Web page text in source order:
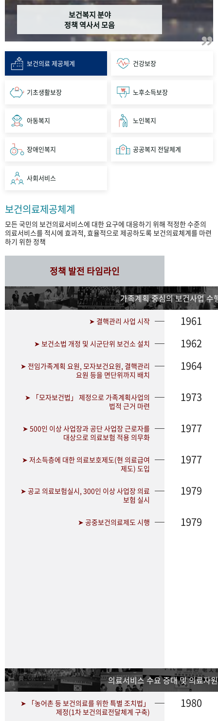
보건복지 분야
정책 역사서 모음
보건의료 제공체계 건강보장
기초생활보장 노후소득보장
아동복지 노인복지
장애인복지 공공복지 전달체계
사회서비스
보건의료제공체계
모든 국민의 보건의료서비스에 대한 요구에 대응하기 위해 적정한 수준의
의료서비스를 적시에 효과적, 효율적으로 제공하도록 보건의료체계를 마련
하기 위한 정책
정책 발전 타임라인
가족계획 중심의 보건사업 수
➤ 결핵관리 사업 시작 1961
➤ 보건소법 개정 및 시군단위 보건소 설치 1962
➤ 전임가족계획 요원, 모자보건요원, 결핵관리
요원 등을 면단위까지 배치
1964
➤ 「모자보건법」 제정으로 가족계획사업의
법적 근거 마련
1973
➤ 500인 이상 사업장과 공단 사업장 근로자를
대상으로 의료보험 적용 의무화
1977
➤ 저소득층에 대한 의료보호제도(현 의료급여
제도) 도입
1977
➤ 공교 의료보험실시, 300인 이상 사업장 의료
보험 실시
1979
➤ 공중보건의료제도 시행 1979
의료서비스 수요 증대 및 의료자
➤ 「농어촌 등 보건의료를 위한 특별 조치법」
제정(1차 보건의료전달체계 구축)
1980